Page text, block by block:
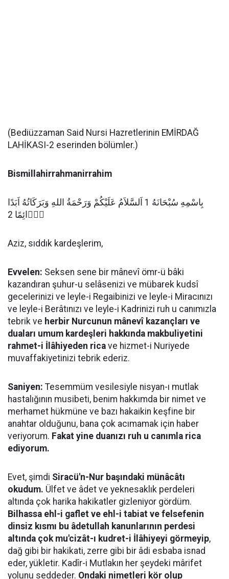
(Bediüzzaman Said Nursi Hazretlerinin EMİRDAĞ
LAHİKASI-2 eserinden bölümler.)
Bismillahirrahmanirrahim
بِاسْمِهِ سُبْحَانَهُ 1 اَلسَّلاَمُ عَلَيْكُمْ وَرَحْمَةُ اللهِ وَبَرَكَاتُهُ اَبَدًا
دَۤائِمًا 2
Aziz, sıddık kardeşlerim,
Evvelen: Seksen sene bir mânevî ömr-ü bâki
kazandıran şuhur-u selâsenizi ve mübarek kudsî
gecelerinizi ve leyle-i Regaibinizi ve leyle-i Miracınızı
ve leyle-i Berâtınızı ve leyle-i Kadrinizi ruh u canımızla
tebrik ve herbir Nurcunun mânevî kazançları ve
duaları umum kardeşleri hakkında makbuliyetini
rahmet-i İlâhiyeden rica ve hizmet-i Nuriyede
muvaffakiyetinizi tebrik ederiz.
Saniyen: Tesemmüm vesilesiyle nisyan-ı mutlak
hastalığının musibeti, benim hakkımda bir nimet ve
merhamet hükmüne ve bazı hakaikin keşfine bir
anahtar olduğunu, bana çok acımamak için haber
veriyorum. Fakat yine duanızı ruh u canımla rica
ediyorum.
Evet, şimdi Siracü'n-Nur başındaki münâcâtı
okudum. Ülfet ve âdet ve yeknesaklık perdeleri
altında çok harika hakikatler gizleniyor gördüm.
Bilhassa ehl-i gaflet ve ehl-i tabiat ve felsefenin
dinsiz kısmı bu âdetullah kanunlarının perdesi
altında çok mu'cizât-ı kudret-i İlâhiyeyi görmeyip,
dağ gibi bir hakikati, zerre gibi bir âdi esbaba isnad
eder, yükletir. Kadîr-i Mutlakın her şeydeki mârifet
yolunu seddeder. Ondaki nimetleri kör olup